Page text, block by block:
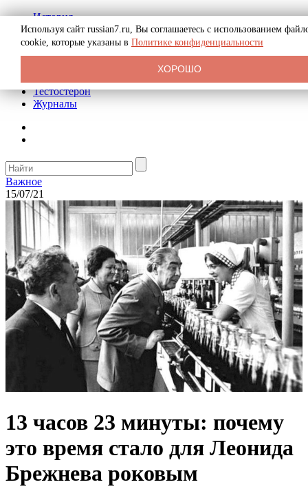
История
Биография
Криминал
Реклама на сайте
Тестостерон
Журналы
Важное
15/07/21
13 часов 23 минуты: почему
это время стало для Леонида
Брежнева роковым
Используя сайт russian7.ru, Вы соглашаетесь с использованием
cookie, которые указаны в Политике конфиденциальности
ХОРОШО